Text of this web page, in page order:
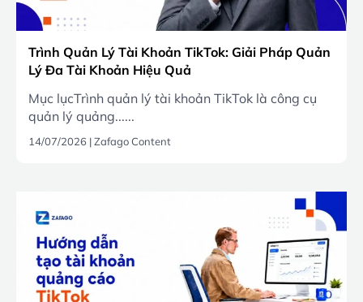
Trình Quản Lý Tài Khoản TikTok: Giải Pháp Quản
Lý Đa Tài Khoản Hiệu Quả
Mục lụcTrình quản lý tài khoản TikTok là công cụ
quản lý quảng......
14/07/2026 |Zafago Content